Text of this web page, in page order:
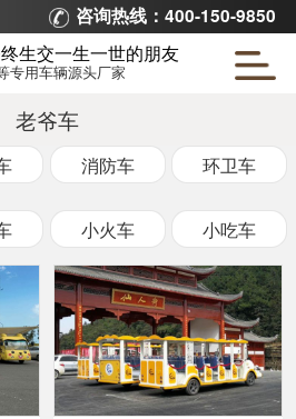
咨询热线：400-150-9850
生交一生一世的朋友
专用车辆源头厂家
老爷车
消防车 环卫车
小火车 小吃车